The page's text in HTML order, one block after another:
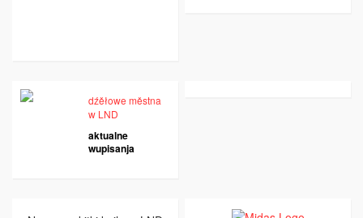
dźěłowe městna
w LND
aktualne
wupisanja